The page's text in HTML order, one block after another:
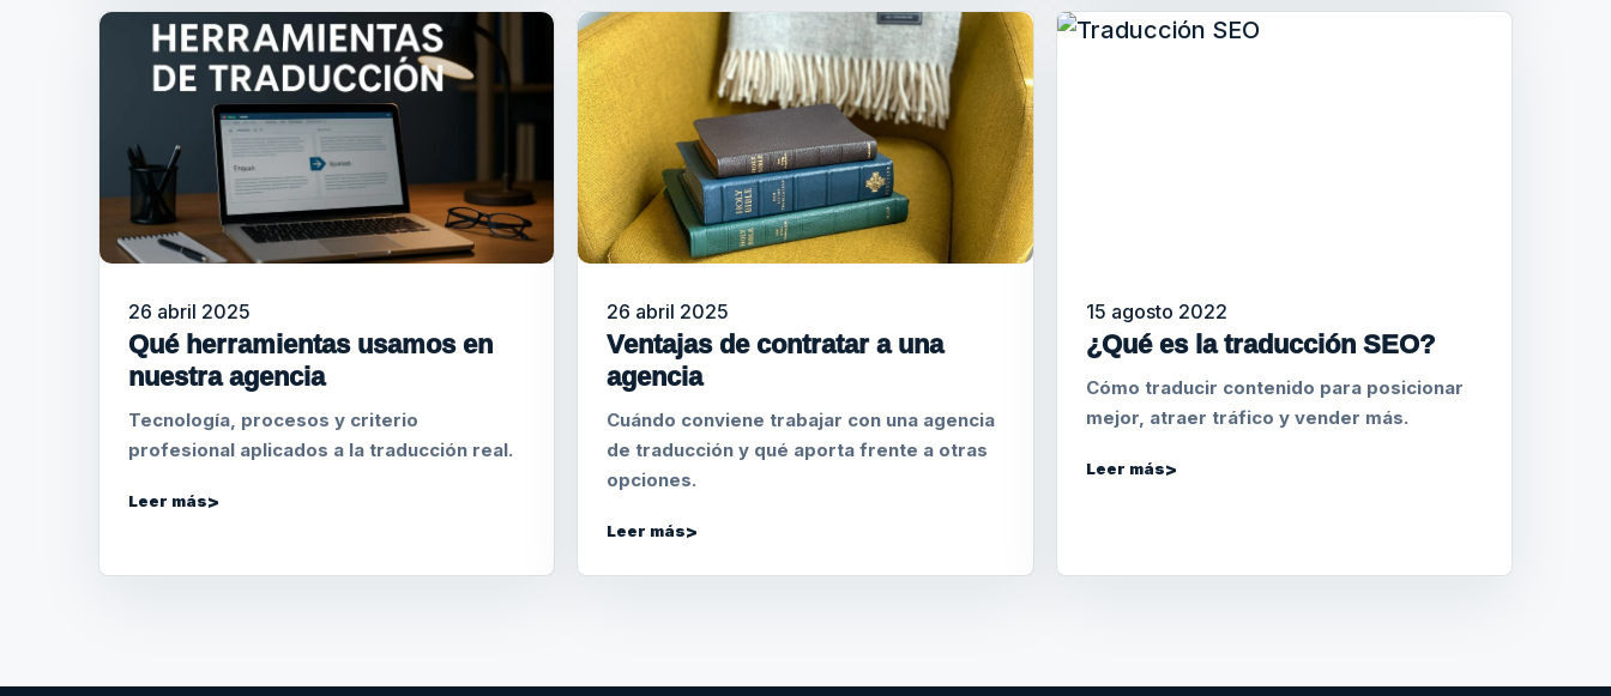
26 abril 2025
Qué herramientas usamos en
nuestra agencia
Tecnología, procesos y criterio
profesional aplicados a la traducción real.
Leer más
26 abril 2025
Ventajas de contratar a una
agencia
Cuándo conviene trabajar con una agencia
de traducción y qué aporta frente a otras
opciones.
Leer más
15 agosto 2022
¿Qué es la traducción SEO?
Cómo traducir contenido para posicionar
mejor, atraer tráfico y vender más.
Leer más